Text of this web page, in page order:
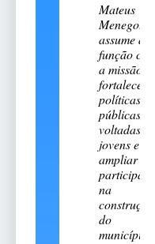
Mateus
Menegotto
assume a
função com
a missão de
fortalecer
políticas
públicas
voltadas aos
jovens e
ampliar sua
participação
na
construção
do
município